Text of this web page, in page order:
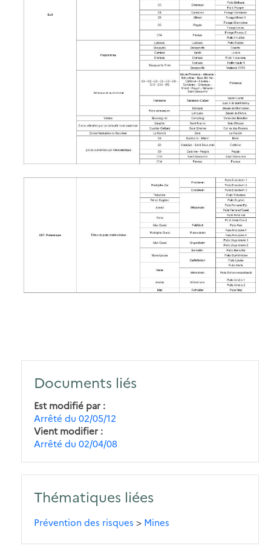
Documents liés
Est modifié par
Arrêté du 02/05/12
Vient modifier
Arrêté du 02/04/08
Thématiques liées
Prévention des risques > Mines